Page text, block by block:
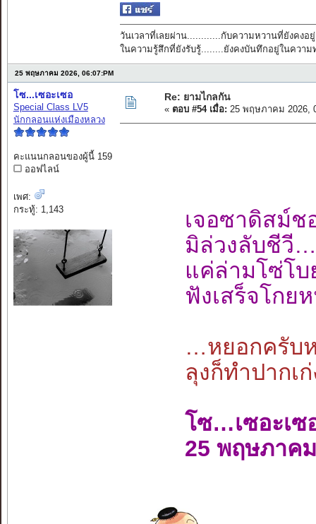
วันเวลาที่เลยผ่าน............กับความหวานที่ยังคงอยู่
ในความรู้สึกที่ยังรับรู้........ยังคงบันทึกอยู่ในความ
25 พฤษภาคม 2026, 06:07:PM
โซ...เซอะเซอ
Special Class LV5
นักกลอนแห่งเมืองหลวง
คะแนนกลอนของผู้นี้ 159
ออฟไลน์
เพศ:
กระทู้: 1,143
Re: ยามไกลกัน
« ตอบ #54 เมื่อ: 25 พฤษภาคม 2026,
เจอซาดิส
มิล่วงลับชี
แค่ล่ามโซ่โ
ฟังเสร็จโก
…หยอกครับห
ลุงก็ทำปากเ
โซ…เซอะเซ
25 พฤษภาค